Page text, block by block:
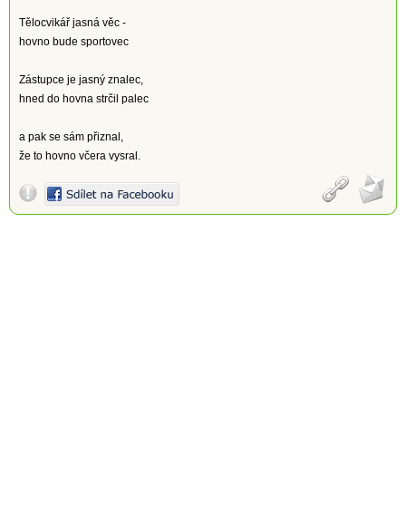
Tělocvikář jasná věc -
hovno bude sportovec
Zástupce je jasný znalec,
hned do hovna strčil palec
a pak se sám přiznal,
že to hovno včera vysral.